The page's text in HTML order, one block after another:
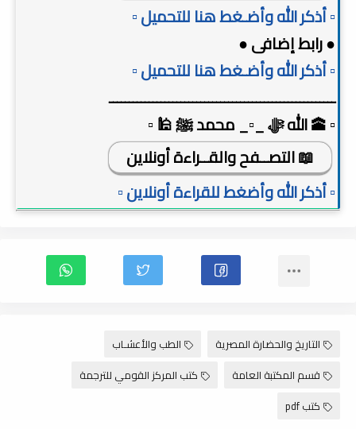
▫️ أذكر الله وأضـغط هنا للتحميل ▫️
● رابط إضافى ●
▫️ أذكر الله وأضـغط هنا للتحميل ▫️
ـــــــــــــــــــــــــــــــــــــــــــــــــــــــــ
▫️ 🕋 الله ﷻ _▫️_ محمد ﷺ 🕌 ▫️
📖 التصــفح والقــراءة أونلاين
▫️ أذكر الله وأضغط للقراءة أونلاين ▫️
التاريخ والحضارة المصرية
الطب والأعشـاب
قسم المكتبة العامة
كتب المركز القومي للترجمة
كتب pdf